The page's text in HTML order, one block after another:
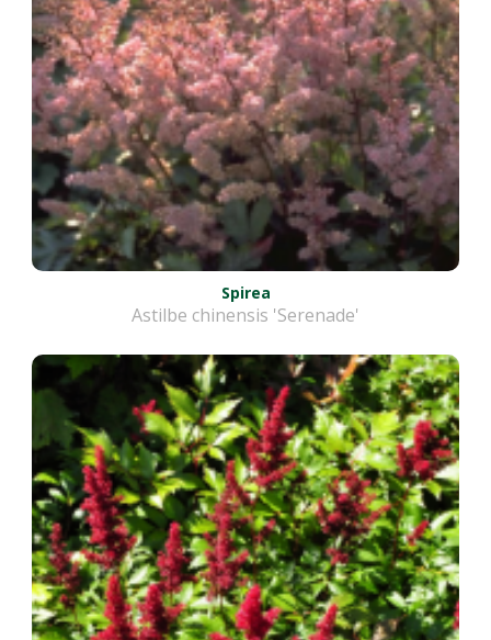
Spirea
Astilbe chinensis 'Serenade'